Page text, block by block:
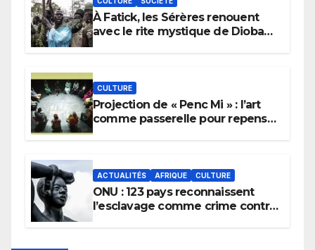
À Fatick, les Sérères renouent
avec le rite mystique de Diobaye
CULTURE
Projection de « Penc Mi » : l’art
comme passerelle pour repenser
ACTUALITÉS AFRIQUE CULTURE
ONU : 123 pays reconnaissent
l’esclavage comme crime contre